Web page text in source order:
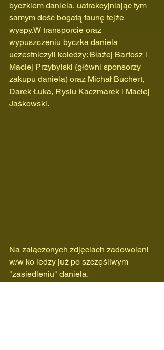
byczkiem daniela, uatrakcyjniając tym
samym dość bogatą faunę tejże
wyspy.W transporcie oraz
wypuszczeniu byczka daniela
uczestniczyli koledzy: Błażej Bartosz i
Maciej Przybylski (główni sponsorzy
zakupu daniela) oraz Michał Buchert,
Darek Łuka, Rysiu Kaczmarek i Maciej
Jaśkowski.
Na załączonych zdjęciach zadowoleni
w/w ko ledzy już po szczęśliwym
"zasiedleniu" daniela.